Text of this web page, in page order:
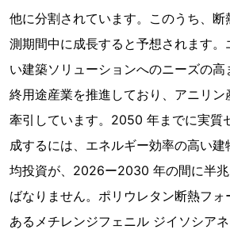
他に分割されています。このうち、
測期間中に成長すると予想されます。
い建築ソリューションへのニーズの
終用途産業を推進しており、アニリン
牽引しています。2050 年までに実質
成するには、エネルギー効率の高い
均投資が、2026ー2030 年の間に半
ばなりません。ポリウレタン断熱フ
あるメチレンジフェニル ジイソシア